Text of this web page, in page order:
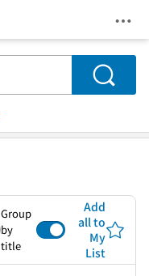
Search
Group
by
title
Add
all to
My
List